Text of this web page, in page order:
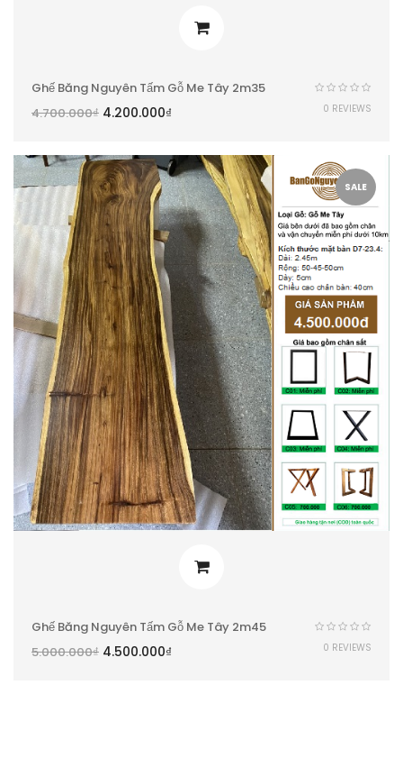
Ghế Băng Nguyên Tấm Gỗ Me Tây 2m35
4.700.000₫ 4.200.000₫ 0 REVIEWS
SALE
Ghế Băng Nguyên Tấm Gỗ Me Tây 2m45
5.000.000₫ 4.500.000₫ 0 REVIEWS